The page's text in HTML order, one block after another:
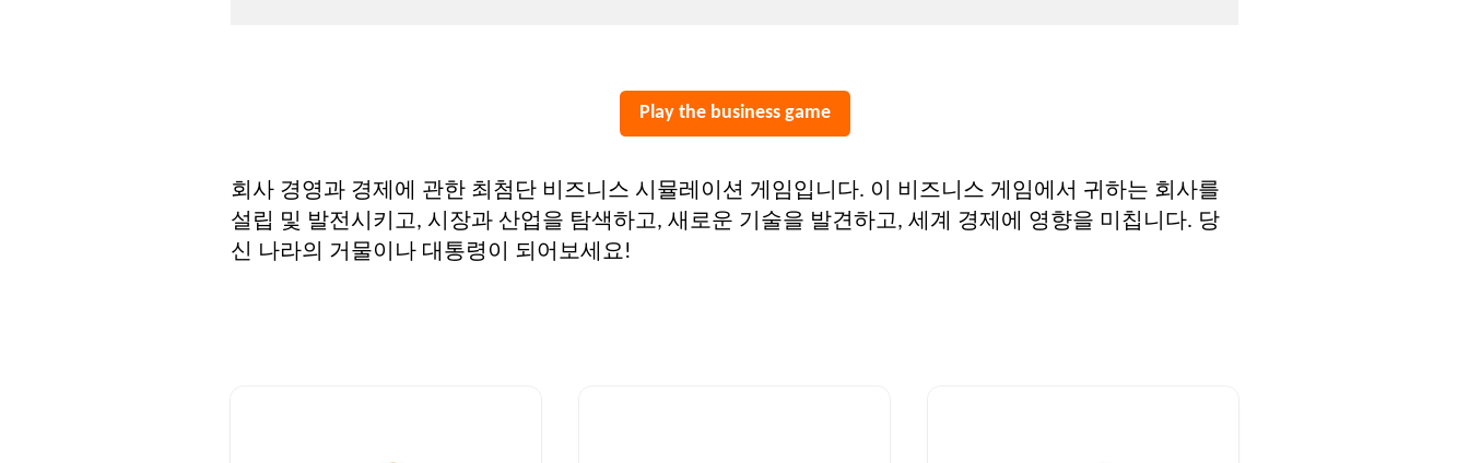
Play the business game
회사 경영과 경제에 관한 최첨단 비즈니스 시뮬레이션 게임입니다. 이 비즈니스 게임에서 귀하는 회사를
설립 및 발전시키고, 시장과 산업을 탐색하고, 새로운 기술을 발견하고, 세계 경제에 영향을 미칩니다. 당
신 나라의 거물이나 대통령이 되어보세요!